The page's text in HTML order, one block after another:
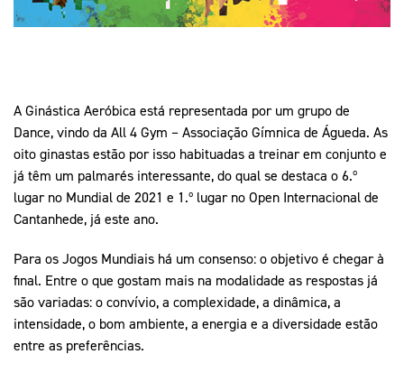
Equipa Portugal
A Ginástica Aeróbica está representada por um grupo de
Dance, vindo da All 4 Gym – Associação Gímnica de Águeda. As
oito ginastas estão por isso habituadas a treinar em conjunto e
já têm um palmarés interessante, do qual se destaca o 6.º
lugar no Mundial de 2021 e 1.º lugar no Open Internacional de
Cantanhede, já este ano.
Para os Jogos Mundiais há um consenso: o objetivo é chegar à
final. Entre o que gostam mais na modalidade as respostas já
são variadas: o convívio, a complexidade, a dinâmica, a
intensidade, o bom ambiente, a energia e a diversidade estão
entre as preferências.